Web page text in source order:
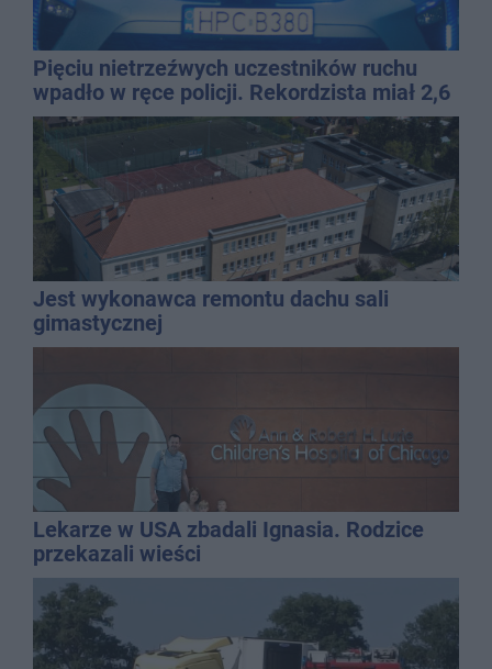
Pięciu nietrzeźwych uczestników ruchu
wpadło w ręce policji. Rekordzista miał 2,6
promila
Jest wykonawca remontu dachu sali
gimastycznej
Lekarze w USA zbadali Ignasia. Rodzice
przekazali wieści